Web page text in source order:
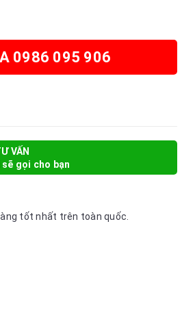
0986 095 906
VẤN
gọi cho bạn
tốt nhất trên toàn quốc.